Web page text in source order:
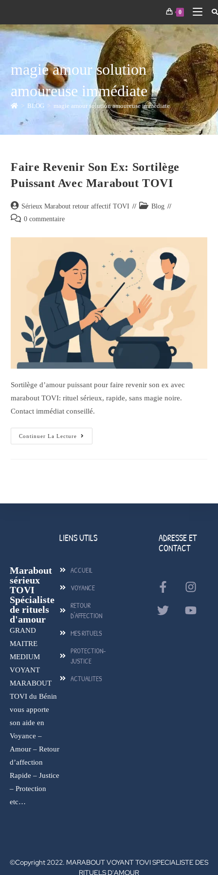
0
magie amour solution
amoureuse immédiate
> BLOG > magie amour solution amoureuse immédiate
Faire Revenir Son Ex: Sortilège
Puissant Avec Marabout TOVI
Sérieux Marabout retour affectif TOVI
Blog
0 commentaire
Sortilège d’amour puissant pour faire revenir son ex avec
marabout TOVI: rituel sérieux, rapide, sans magie noire.
Contact immédiat conseillé.
Continuer La Lecture
Marabout
sérieux
TOVI
Spécialiste
de rituels
d'amour
GRAND
MAITRE
MEDIUM
VOYANT
MARABOUT
TOVI du Bénin
vous apporte
son aide en
Voyance –
Amour – Retour
d’affection
Rapide – Justice
– Protection
etc…
LIENS UTILS
ACCUEIL
VOYANCE
RETOUR
D'AFFECTION
MES RITUELS
PROTECTION-
JUSTICE
ACTUALITES
ADRESSE ET
CONTACT
©Copyright 2022. MARABOUT VOYANT TOVI SPECIALISTE DES
RITUELS D'AMOUR